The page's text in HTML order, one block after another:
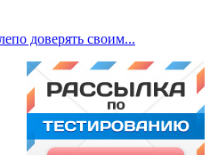
доверять своим...